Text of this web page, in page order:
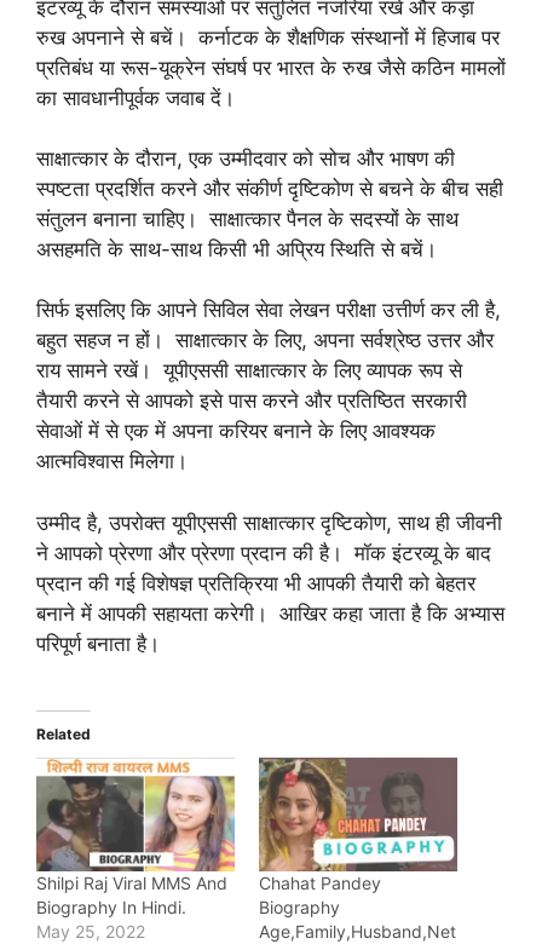
इंटरव्यू के दौरान समस्याओं पर संतुलित नजरिया रखें और कड़ा
रुख अपनाने से बचें। कर्नाटक के शैक्षणिक संस्थानों में हिजाब पर
प्रतिबंध या रूस-यूक्रेन संघर्ष पर भारत के रुख जैसे कठिन मामलों
का सावधानीपूर्वक जवाब दें।
साक्षात्कार के दौरान, एक उम्मीदवार को सोच और भाषण की
स्पष्टता प्रदर्शित करने और संकीर्ण दृष्टिकोण से बचने के बीच सही
संतुलन बनाना चाहिए। साक्षात्कार पैनल के सदस्यों के साथ
असहमति के साथ-साथ किसी भी अप्रिय स्थिति से बचें।
सिर्फ इसलिए कि आपने सिविल सेवा लेखन परीक्षा उत्तीर्ण कर ली है,
बहुत सहज न हों। साक्षात्कार के लिए, अपना सर्वश्रेष्ठ उत्तर और
राय सामने रखें। यूपीएससी साक्षात्कार के लिए व्यापक रूप से
तैयारी करने से आपको इसे पास करने और प्रतिष्ठित सरकारी
सेवाओं में से एक में अपना करियर बनाने के लिए आवश्यक
आत्मविश्वास मिलेगा।
उम्मीद है, उपरोक्त यूपीएससी साक्षात्कार दृष्टिकोण, साथ ही जीवनी
ने आपको प्रेरणा और प्रेरणा प्रदान की है। मॉक इंटरव्यू के बाद
प्रदान की गई विशेषज्ञ प्रतिक्रिया भी आपकी तैयारी को बेहतर
बनाने में आपकी सहायता करेगी। आखिर कहा जाता है कि अभ्यास
परिपूर्ण बनाता है।
Related
Shilpi Raj Viral MMS And
Biography In Hindi.
May 25, 2022
Chahat Pandey
Biography
Age,Family,Husband,Net